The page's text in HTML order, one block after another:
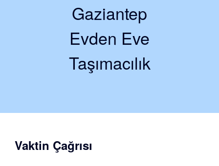
Gaziantep
Evden Eve
Taşımacılık
Vaktin Çağrısı